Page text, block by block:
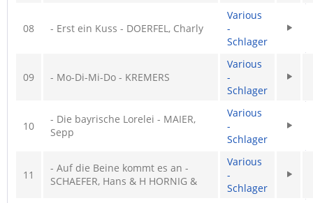
08 - Erst ein Kuss - DOERFEL, Charly
Various
-
Schlager
09 - Mo-Di-Mi-Do - KREMERS
Various
-
Schlager
10
- Die bayrische Lorelei - MAIER,
Sepp
Various
-
Schlager
11
- Auf die Beine kommt es an -
SCHAEFER, Hans & H HORNIG &
Various
-
Schlager